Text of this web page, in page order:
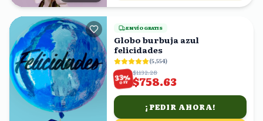
ENVÍO GRATIS
Globo burbuja azul
felicidades
(5,554)
33%
OFF
$1132.28
$758.63
¡PEDIR AHORA!